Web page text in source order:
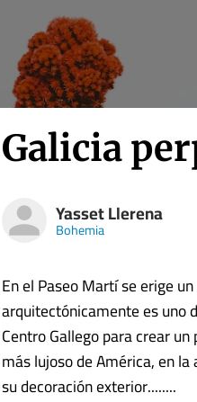
Galicia
Yasset Llerena
Bohemia
En el Paseo Martí se erige
arquitectónicamente es uno
Centro Gallego para crear
más lujoso de América, en
su decoración exterior........